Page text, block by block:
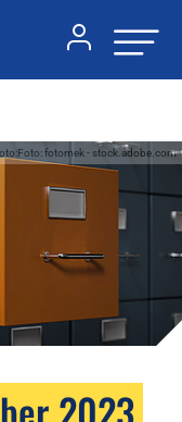
fotomek - stock.adobe.com